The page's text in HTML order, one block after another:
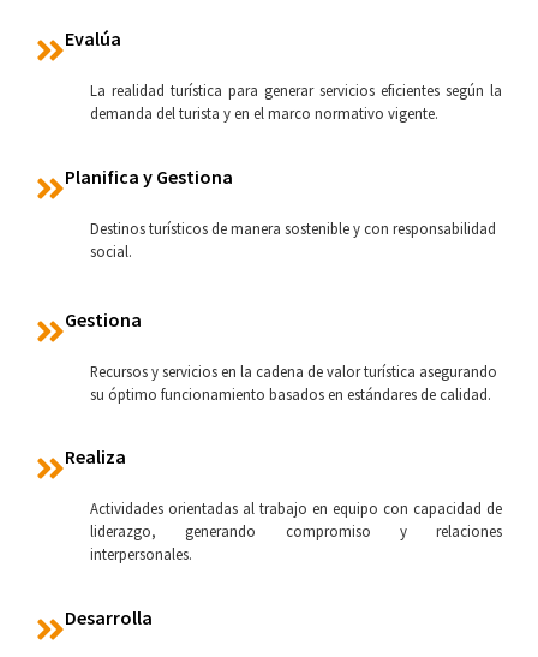
Evalúa
La realidad turística para generar servicios eficientes según la
demanda del turista y en el marco normativo vigente.
Planifica y Gestiona
Destinos turísticos de manera sostenible y con responsabilidad
social.
Gestiona
Recursos y servicios en la cadena de valor turística asegurando
su óptimo funcionamiento basados en estándares de calidad.
Realiza
Actividades orientadas al trabajo en equipo con capacidad de
liderazgo, generando compromiso y relaciones
interpersonales.
Desarrolla